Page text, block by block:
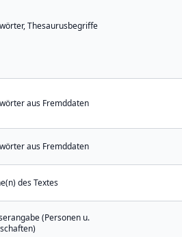
Thesaurusbegriffe
aus Fremddaten
aus Fremddaten
des Textes
(Personen u.